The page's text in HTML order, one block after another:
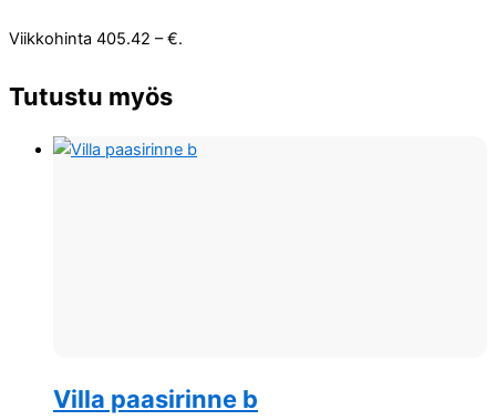
Viikkohinta 405.42 – €.
Tutustu myös
Villa paasirinne b